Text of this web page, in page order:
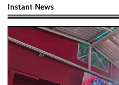
Instant News